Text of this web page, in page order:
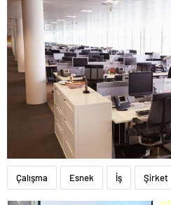
Çalışma Esnek İş Şirket